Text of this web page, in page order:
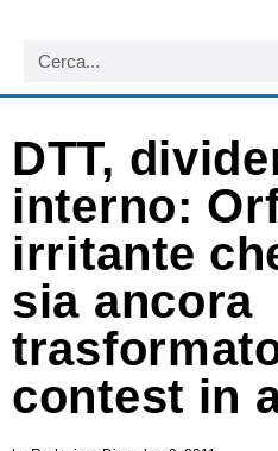
DTT,
interno:
irritante
sia ancora
contest in